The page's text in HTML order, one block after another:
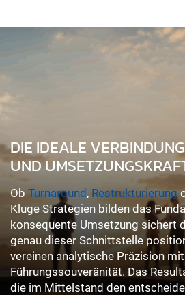
DIE IDEALE
UND
ObTurnaround, Restrukturierung
Kluge Strategien bilden das
konsequente Umsetzung sichert
genau dieser Schnittstelle
vereinen analytische Präzision
Führungssouveränität. Das
die im Mittelstand den